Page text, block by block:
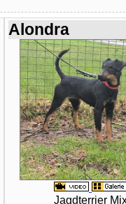
Alondra
Jagdterrier